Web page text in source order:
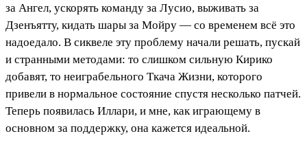
за Ангел, ускорять команду за Лусио, выживать за
Дзенъятту, кидать шары за Мойру — со временем всё это
надоедало. В сиквеле эту проблему начали решать, пускай
и странными методами: то слишком сильную Кирико
добавят, то неиграбельного Ткача Жизни, которого
привели в нормальное состояние спустя несколько патчей.
Теперь появилась Иллари, и мне, как играющему в
основном за поддержку, она кажется идеальной.